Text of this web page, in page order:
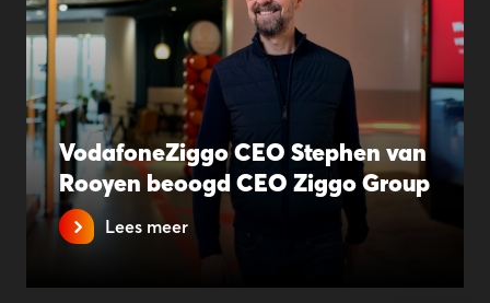
VodafoneZiggo CEO Stephen van
Rooyen beoogd CEO Ziggo Group
Lees meer